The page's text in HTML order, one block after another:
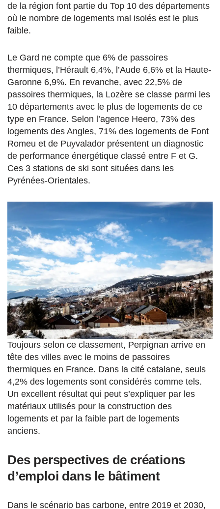
de la région font partie du Top 10 des départements
où le nombre de logements mal isolés est le plus
faible.
Le Gard ne compte que 6% de passoires
thermiques, l’Hérault 6,4%, l’Aude 6,6% et la Haute-
Garonne 6,9%. En revanche, avec 22,5% de
passoires thermiques, la Lozère se classe parmi les
10 départements avec le plus de logements de ce
type en France. Selon l’agence Heero, 73% des
logements des Angles, 71% des logements de Font
Romeu et de Puyvalador présentent un diagnostic
de performance énergétique classé entre F et G.
Ces 3 stations de ski sont situées dans les
Pyrénées-Orientales.
Toujours selon ce classement, Perpignan arrive en
tête des villes avec le moins de passoires
thermiques en France. Dans la cité catalane, seuls
4,2% des logements sont considérés comme tels.
Un excellent résultat qui peut s’expliquer par les
matériaux utilisés pour la construction des
logements et par la faible part de logements
anciens.
Des perspectives de créations
d’emploi dans le bâtiment
Dans le scénario bas carbone, entre 2019 et 2030,